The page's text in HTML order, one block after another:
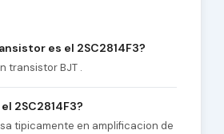
es el 2SC2814F3?
transistor BJT .
2SC2814F3?
tipicamente en amplificacion de